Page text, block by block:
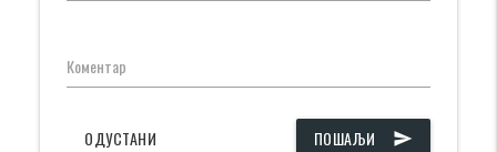
Коментар
ПОШАЉИ send
ОДУСТАНИ